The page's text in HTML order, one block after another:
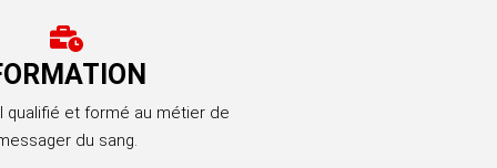
qualifié et formé au métier de
du sang.